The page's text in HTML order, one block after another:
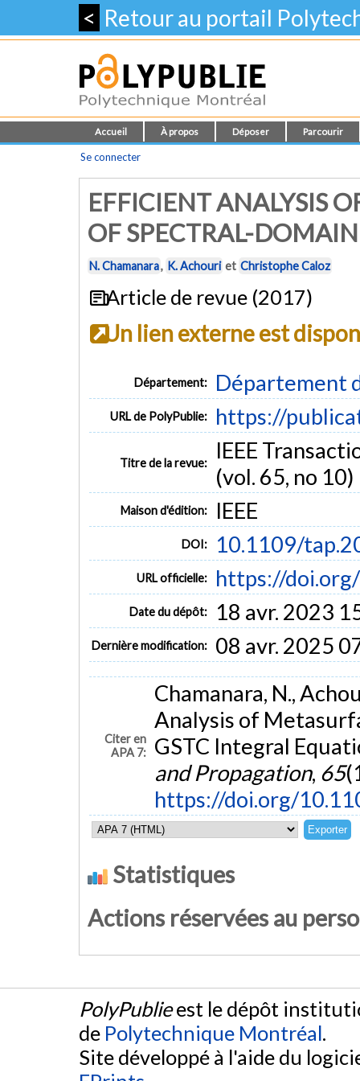
< Retour au portail
Accueil À propos Déposer Parcourir
Se connecter
EFFICIENT ANALYSIS
OF SPECTRAL-
N. Chamanara, K. Achouri et Christophe Caloz
Article de revue (2017)
Un lien externe est
Département: Département
URL de PolyPublie: https://
Titre de la revue:
IEEE
(vol. 65, no 10)
Maison d'édition: IEEE
DOI: 10.1109/
URL officielle: https://
Date du dépôt: 18 avr. 2023
Dernière modification: 08 avr. 2025
Citer en
APA 7:
Chamanara, N.,
Analysis of
GSTC Integral
and Propagation, 65
https://doi.org/
Statistiques
Actions réservées au
PolyPublieest le dépôt
de Polytechnique Montréal.
Site développé à l'aide du